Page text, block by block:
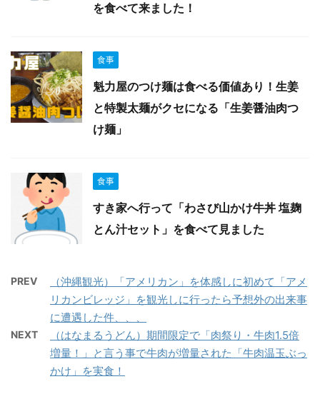
を食べて来ました！
食事
魁力屋のつけ麺は食べる価値あり！生姜
と特製太麺がクセになる「生姜醤油肉つ
け麺」
食事
すき家へ行って「わさび山かけ牛丼 塩麹
とん汁セット」を食べて見ました
PREV
（沖縄観光）「アメリカン」を体感しに初めて「アメ
リカンビレッジ」を観光しに行ったら予想外の出来事
に遭遇した件、、、
NEXT
（はなまるうどん）期間限定で「肉祭り・牛肉1.5倍
増量！」と言う事で牛肉が増量された「牛肉温玉ぶっ
かけ」を実食！